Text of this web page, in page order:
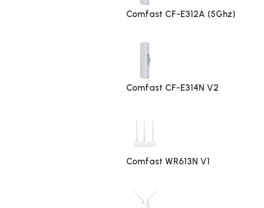
Comfast CF-E312A (5Ghz)
Comfast CF-E314N V2
Comfast WR613N V1